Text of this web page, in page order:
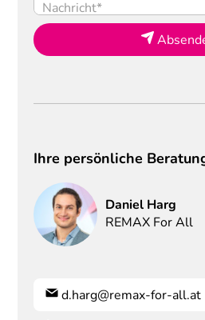
Ihre persönliche
Daniel Harg
REMAX For All
d.harg@remax-for-all.at